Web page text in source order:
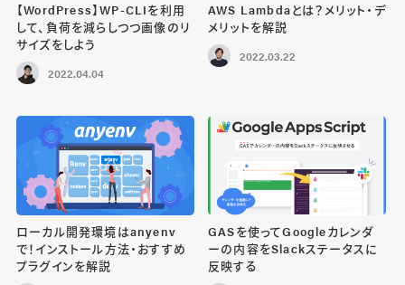
【WordPress】WP-CLIを利用
して、負荷を減らしつつ画像のリ
サイズをしよう
2022.04.04
AWS Lambdaとは？メリット・デ
メリットを解説
2022.03.22
ローカル開発環境はanyenv
で！インストール方法・おすすめ
プラグインを解説
GASを使ってGoogleカレンダ
ーの内容をSlackステータスに
反映する